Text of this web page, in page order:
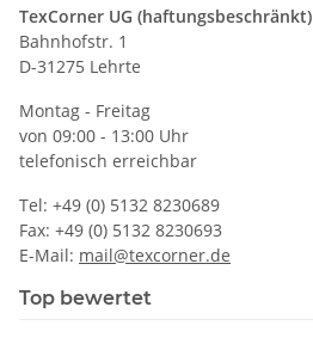
TexCorner UG (haftungsbeschränkt)
Bahnhofstr. 1
D-31275 Lehrte
Montag - Freitag
von 09:00 - 13:00 Uhr
telefonisch erreichbar
Tel: +49 (0) 5132 8230689
Fax: +49 (0) 5132 8230693
E-Mail: mail@texcorner.de
Top bewertet